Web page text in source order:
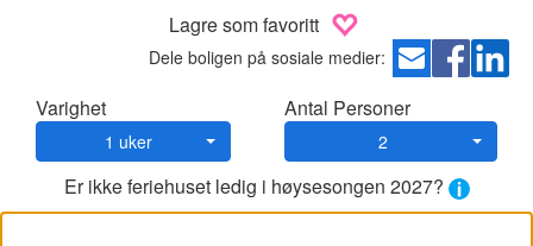
Lagre som favoritt
Dele boligen på sosiale medier:
Varighet
1 uker
Antal Personer
2
Er ikke feriehuset ledig i høysesongen 2027?